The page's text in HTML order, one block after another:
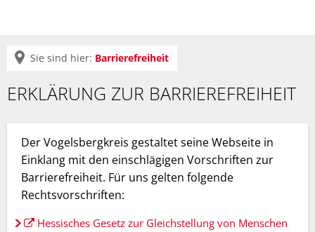
Sie sind hier: Barrierefreiheit
Barrierefreiheit
ERKLÄRUNG ZUR BARRIEREFREIHEIT
Der Vogelsbergkreis gestaltet seine Webseite in
Einklang mit den einschlägigen Vorschriften zur
Barrierefreiheit. Für uns gelten folgende
Rechtsvorschriften:
Hessisches Gesetz zur Gleichstellung von Menschen